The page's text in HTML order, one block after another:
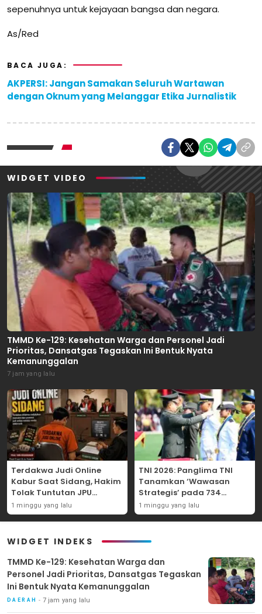
sepenuhnya untuk kejayaan bangsa dan negara.
As/Red
BACA JUGA:
AKPERSI: Jangan Samakan Seluruh Wartawan
dengan Oknum yang Melanggar Etika Jurnalistik
WIDGET VIDEO
TMMD Ke-129: Kesehatan Warga dan Personel Jadi
Prioritas, Dansatgas Tegaskan Ini Bentuk Nyata
Kemanunggalan
7 jam yang lalu
Terdakwa Judi Online
Kabur Saat Sidang, Hakim
Tolak Tuntutan JPU
Tanjung Perak karena
Gagal Hadirkan Hartono
1 minggu yang lalu
TNI 2026: Panglima TNI
Tanamkan ‘Wawasan
Strategis’ pada 734
Perwira Baru, Tekankan
Netralitas dan Integritas
1 minggu yang lalu
WIDGET INDEKS
TMMD Ke-129: Kesehatan Warga dan
Personel Jadi Prioritas, Dansatgas Tegaskan
Ini Bentuk Nyata Kemanunggalan
DAERAH 7 jam yang lalu